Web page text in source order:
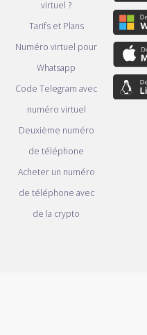
virtuel ?
Tarifs et Plans
Numéro virtuel pour
Whatsapp
Code Telegram avec
numéro virtuel
Deuxième numéro
de téléphone
Acheter un numéro
de téléphone avec
de la crypto